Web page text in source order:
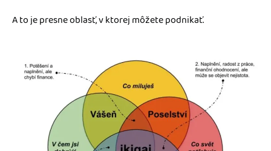
A to je presne oblasť, v ktorej môžete podnikať.